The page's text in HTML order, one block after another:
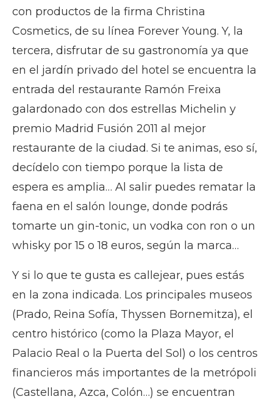
con productos de la firma Christina
Cosmetics, de su línea Forever Young. Y, la
tercera, disfrutar de su gastronomía ya que
en el jardín privado del hotel se encuentra la
entrada del restaurante Ramón Freixa
galardonado con dos estrellas Michelin y
premio Madrid Fusión 2011 al mejor
restaurante de la ciudad. Si te animas, eso sí,
decídelo con tiempo porque la lista de
espera es amplia… Al salir puedes rematar la
faena en el salón lounge, donde podrás
tomarte un gin-tonic, un vodka con ron o un
whisky por 15 o 18 euros, según la marca…
Y si lo que te gusta es callejear, pues estás
en la zona indicada. Los principales museos
(Prado, Reina Sofía, Thyssen Bornemitza), el
centro histórico (como la Plaza Mayor, el
Palacio Real o la Puerta del Sol) o los centros
financieros más importantes de la metrópoli
(Castellana, Azca, Colón…) se encuentran